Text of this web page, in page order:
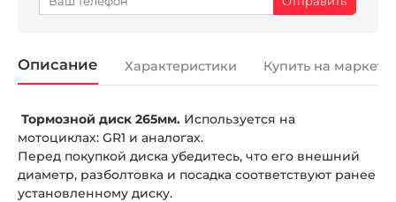
Описание Характеристики Купить на
Тормозной диск 265мм. Используется на
мотоциклах: GR1 и аналогах.
Перед покупкой диска убедитесь, что его внешний
диаметр, разболтовка и посадка соответствуют ранее
установленному диску.